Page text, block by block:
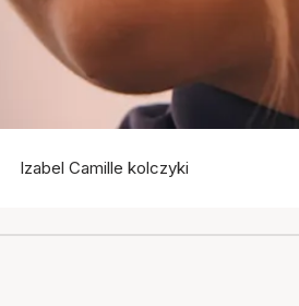
Izabel Camille kolczyki